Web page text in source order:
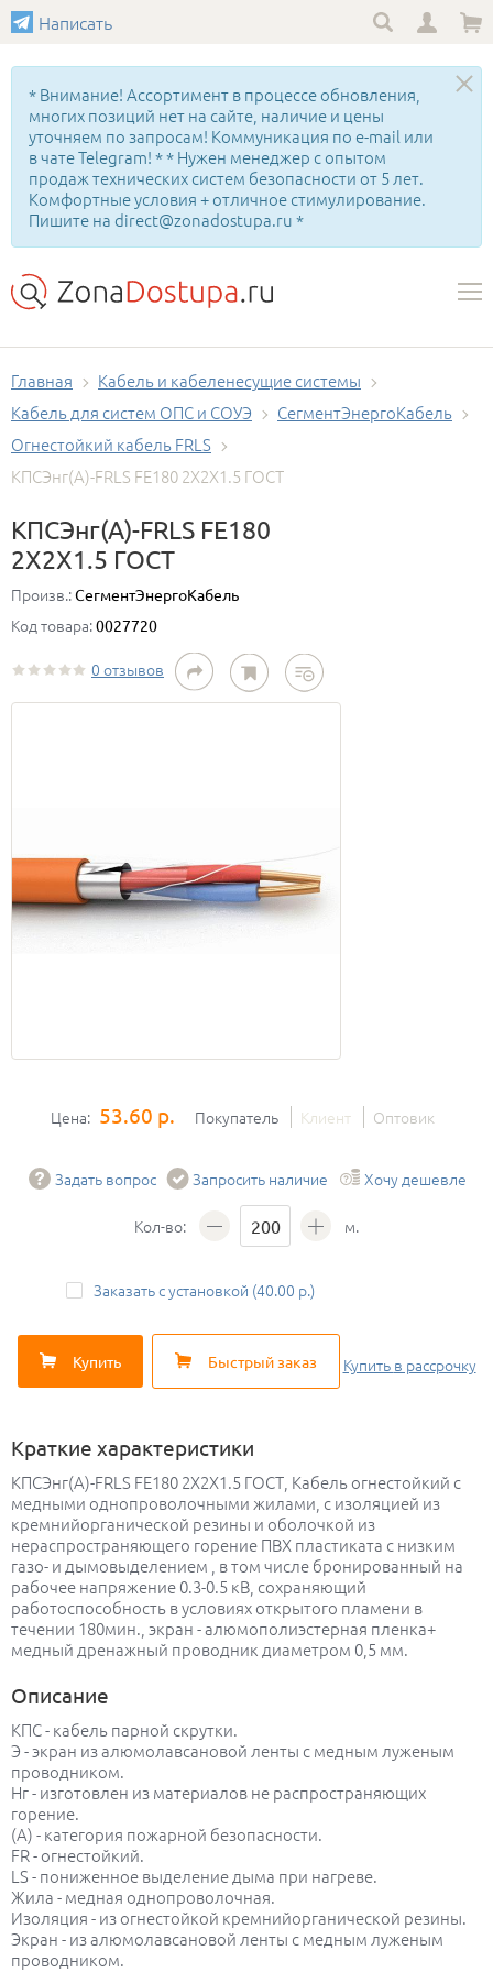
Написать
* Внимание! Ассортимент в процессе обновления,
многих позиций нет на сайте, наличие и цены
уточняем по запросам! Коммуникация по e-mail или
в чате Telegram! * * Нужен менеджер с опытом
продаж технических систем безопасности от 5 лет.
Комфортные условия + отличное стимулирование.
Пишите на direct@zonadostupa.ru *
Главная
Кабель и кабеленесущие системы
Кабель для систем ОПС и СОУЭ
СегментЭнергоКабель
Огнестойкий кабель FRLS
КПСЭнг(А)-FRLS FE180 2Х2Х1.5 ГОСТ
КПСЭнг(А)-FRLS FE180
2Х2Х1.5 ГОСТ
Произв.:СегментЭнергоКабель
Код товара:0027720
0 отзывов
Цена: 53.60 р. Покупатель Клиент Оптовик
Задать вопрос Запросить наличие Хочу дешевле
Кол-во: м.
Заказать с установкой (40.00 р.)
Купить Быстрый заказ Купить в рассрочку
Краткие характеристики
КПСЭнг(А)-FRLS FE180 2Х2Х1.5 ГОСТ, Кабель огнестойкий с
медными однопроволочными жилами, с изоляцией из
кремнийорганической резины и оболочкой из
нераспространяющего горение ПВХ пластиката с низким
газо- и дымовыделением , в том числе бронированный на
рабочее напряжение 0.3-0.5 кВ, сохраняющий
работоспособность в условиях открытого пламени в
течении 180мин., экран - алюмополиэстерная пленка+
медный дренажный проводник диаметром 0,5 мм.
Описание
КПС - кабель парной скрутки.
Э - экран из алюмолавсановой ленты с медным луженым
проводником.
Нг - изготовлен из материалов не распространяющих
горение.
(А) - категория пожарной безопасности.
FR - огнестойкий.
LS - пониженное выделение дыма при нагреве.
Жила - медная однопроволочная.
Изоляция - из огнестойкой кремнийорганической резины.
Экран - из алюмолавсановой ленты с медным луженым
проводником.